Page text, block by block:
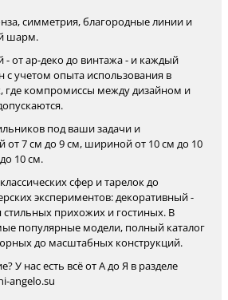
симметрия, благородные линии и
шарм.
- от ар-деко до винтажа - и каждый
с учетом опыта использования в
где компромиссы между дизайном и
под ваши задачи и
от 7 см до 9 см, шириной от 10 см до 10
10 см.
сфер и тарелок до
экспериментов: декоративный -
стильных прихожих и гостиных. В
популярные модели, полный каталог
до масштабных конструкций.
У нас есть всё от А до Я в разделе
angelo.su